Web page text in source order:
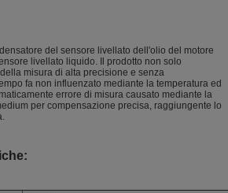
del sensore livellato dell'olio del motore
livellato liquido. Il prodotto non solo
misura di alta precisione e senza
fa non influenzato mediante la temperatura ed
errore di misura causato mediante la
per compensazione precisa, raggiungente lo